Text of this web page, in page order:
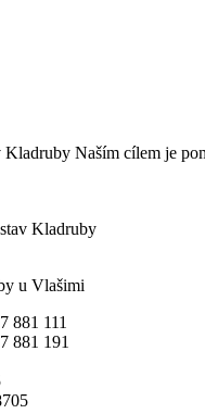
Naším cílem je
Kladruby
u Vlašimi
881 111
881 191